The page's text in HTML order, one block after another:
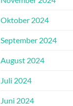
Oktober 2024
September 2024
August 2024
Juli 2024
Juni 2024